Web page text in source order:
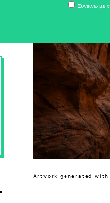
Artwork generated with
Συναινώ με